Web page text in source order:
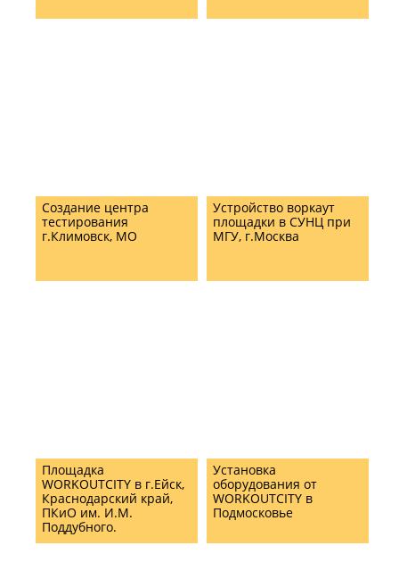
Создание центра
тестирования
г.Климовск, МО
Устройство воркаут
площадки в СУНЦ при
МГУ, г.Москва
Площадка
WORKOUTCITY в г.Ейск,
Краснодарский край,
ПКиО им. И.М.
Поддубного.
Установка
оборудования от
WORKOUTCITY в
Подмосковье